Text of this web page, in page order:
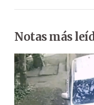
Notas más